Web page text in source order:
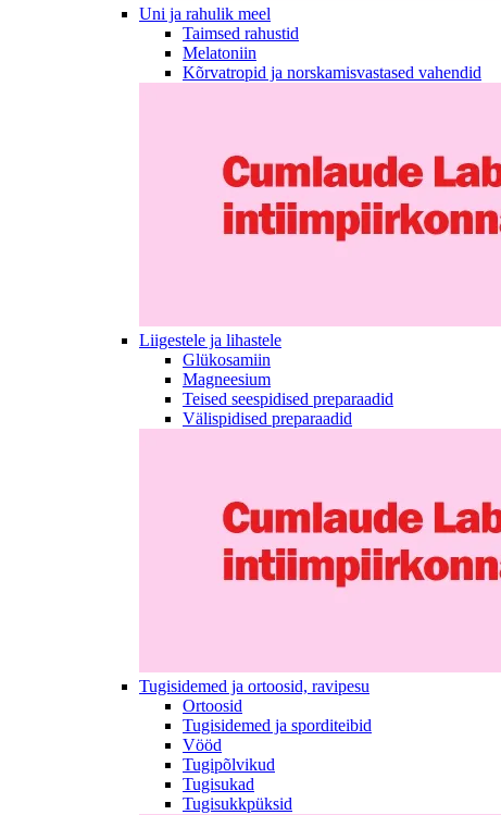
Uni ja rahulik meel
Taimsed rahustid
Melatoniin
Kõrvatropid ja norskamisvastased vahendid
Liigestele ja lihastele
Glükosamiin
Magneesium
Teised seespidised preparaadid
Välispidised preparaadid
Tugisidemed ja ortoosid, ravipesu
Ortoosid
Tugisidemed ja sporditeibid
Vööd
Tugipõlvikud
Tugisukad
Tugisukkpüksid